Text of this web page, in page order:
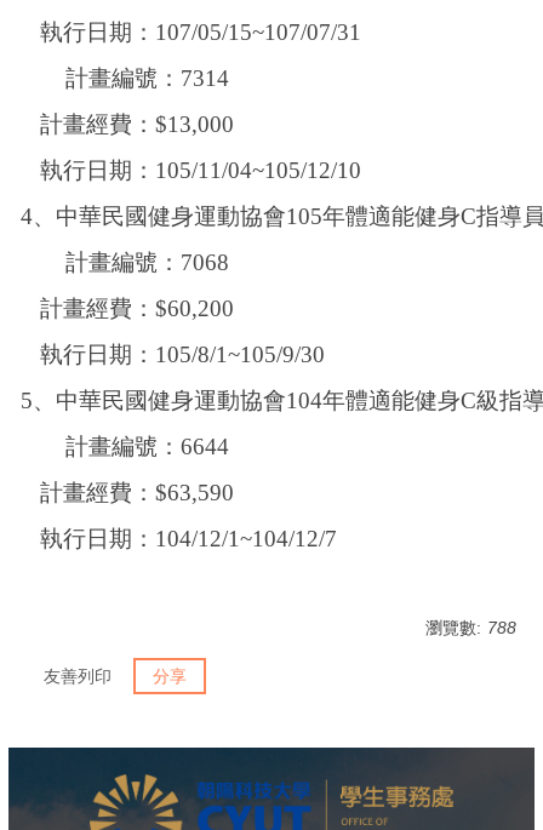
執行日期： 107/05/15~107/07/31
計畫編號： 7314
計畫經費： $13,000
執行日期： 105/11/04~105/12/10
4、中華民國健身運動協會105年體適能健身C指導
計畫編號： 7068
計畫經費： $60,200
執行日期： 105/8/1~105/9/30
5、中華民國健身運動協會104年體適能健身C級指
計畫編號：6644
計畫經費： $63,590
執行日期： 104/12/1~104/12/7
瀏覽數: 788
友善列印 分享